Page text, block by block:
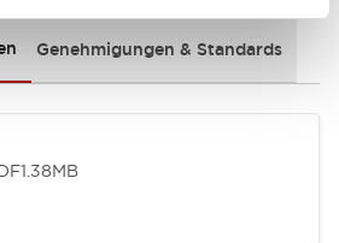
Genehmigungen & Standards
1.38MB